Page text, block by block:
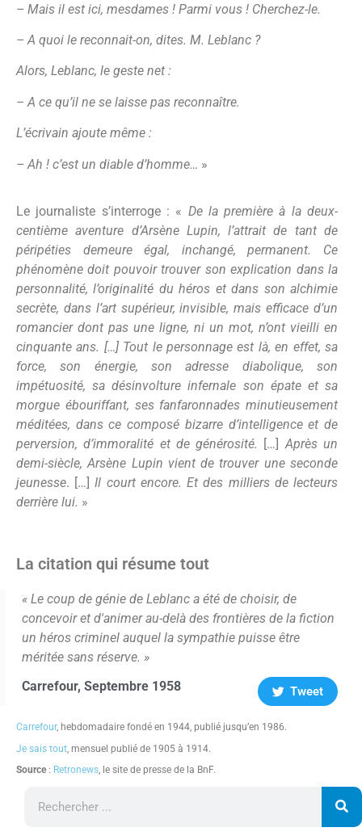
– Mais il est ici, mesdames ! Parmi vous ! Cherchez-le.
– A quoi le reconnait-on, dites. M. Leblanc ?
Alors, Leblanc, le geste net :
– A ce qu’il ne se laisse pas reconnaître.
L’écrivain ajoute même :
– Ah ! c’est un diable d’homme… »
Le journaliste s’interroge : « De la première à la deux-
centième aventure d’Arsène Lupin, l’attrait de tant de
péripéties demeure égal, inchangé, permanent. Ce
phénomène doit pouvoir trouver son explication dans la
personnalité, l’originalité du héros et dans son alchimie
secrète, dans l’art supérieur, invisible, mais efficace d’un
romancier dont pas une ligne, ni un mot, n’ont vieilli en
cinquante ans. […] Tout le personnage est là, en effet, sa
force, son énergie, son adresse diabolique, son
impétuosité, sa désinvolture infernale son épate et sa
morgue ébouriffant, ses fanfaronnades minutieusement
méditées, dans ce composé bizarre d’intelligence et de
perversion, d’immoralité et de générosité. […]Après un
demi-siècle, Arsène Lupin vient de trouver une seconde
jeunesse. […]Il court encore. Et des milliers de lecteurs
derrière lui. »
La citation qui résume tout
« Le coup de génie de Leblanc a été de choisir, de
concevoir et d'animer au-delà des frontières de la fiction
un héros criminel auquel la sympathie puisse être
méritée sans réserve. »
Carrefour, Septembre 1958
Tweet
Carrefour, hebdomadaire fondé en 1944, publié jusqu’en 1986.
Je sais tout , mensuel publié de 1905 à 1914.
Source : Retronews, le site de presse de la BnF.